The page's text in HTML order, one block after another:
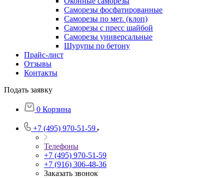
Саморезы фосфатированные
Саморезы по мет. (клоп)
Саморезы с пресс шайбой
Саморезы универсальные
Шурупы по бетону
Прайс-лист
Отзывы
Контакты
Подать заявку
0 Корзина
+7 (495) 970-51-59
Телефоны
+7 (495) 970-51-59
+7 (916) 306-48-36
Заказать звонок